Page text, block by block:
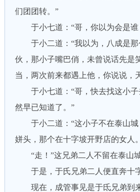
们团团转。”
于小七道：“哥，你以为会是谁
于小二道：“我以为，八成是那
伙，那小子嘴巴俏，未曾说话先是
当，两次前来都遇上他，你说说，
于小七道：“哥，快去找这小子
然早已知道了。”
于小二道：“这小子不在泰山城
姘头，那个在十字坡开野店的女人
“走！”这兄弟二人不留在泰山城
于是，于氏兄弟二人便直奔十字
现在，成管事见是于氐兄弟到